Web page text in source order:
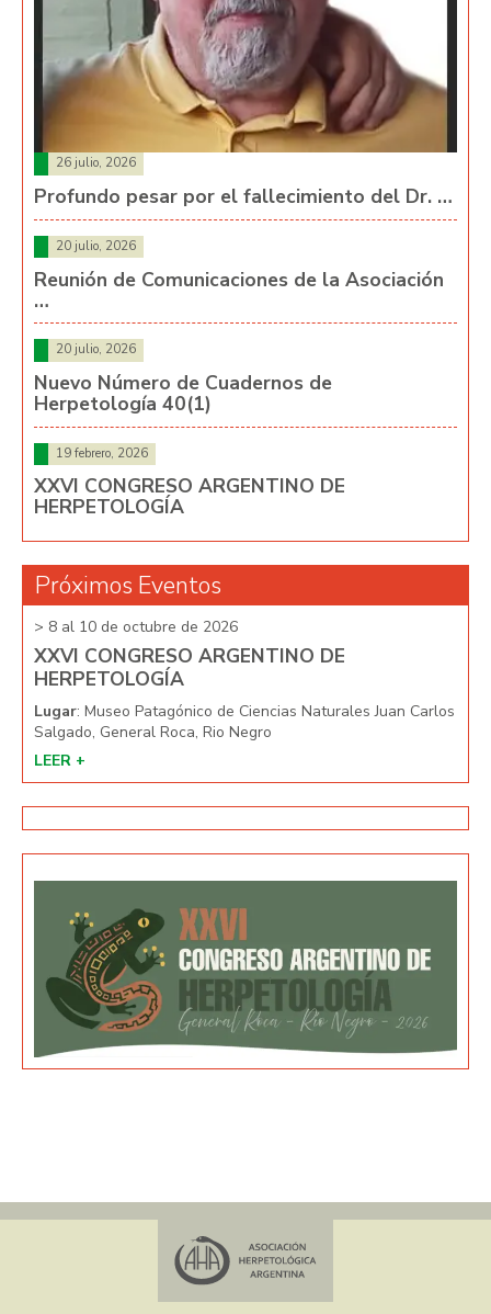
26 julio, 2026
Profundo pesar por el fallecimiento del Dr. …
20 julio, 2026
Reunión de Comunicaciones de la Asociación
…
20 julio, 2026
Nuevo Número de Cuadernos de
Herpetología 40(1)
19 febrero, 2026
XXVI CONGRESO ARGENTINO DE
HERPETOLOGÍA
Próximos Eventos
> 8 al 10 de octubre de 2026
XXVI CONGRESO ARGENTINO DE
HERPETOLOGÍA
Lugar: Museo Patagónico de Ciencias Naturales Juan Carlos
Salgado, General Roca, Rio Negro
LEER +